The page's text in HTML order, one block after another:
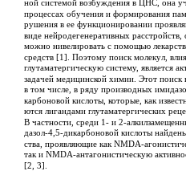
ной системой возбуждения в ЦНС, она
процессах обучения и формирования
рушения в ее функционировании
виде нейродегенеративных расстройств,
можно нивелировать с помощью
средств [1]. Поэтому поиск молекул,
глутаматергическую систему, является
задачей медицинской химии. Этот поиск
в том числе, в ряду производных
карбоновой кислоты, которые, как
ются лигандами глутаматергических
В частности, среди 1- и 2-
дазол-4,5-дикарбоновой кислоты
ства, проявляющие как NMDA-
так и NMDA-антагонистическую
[2, 3].